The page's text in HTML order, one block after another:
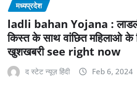
मध्यप्रदेश
ladli bahan Yojana : लाडली
किस्त के साथ वांछित महिलाओ के
खुशखबरी see right now
द स्टेट न्यूज़ हिंदी Feb 6, 2024